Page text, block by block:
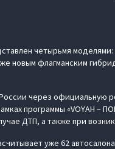
четырьмя
новым флагманским
через официальную
программы «VOYAH
ДТП, а также при
уже 62